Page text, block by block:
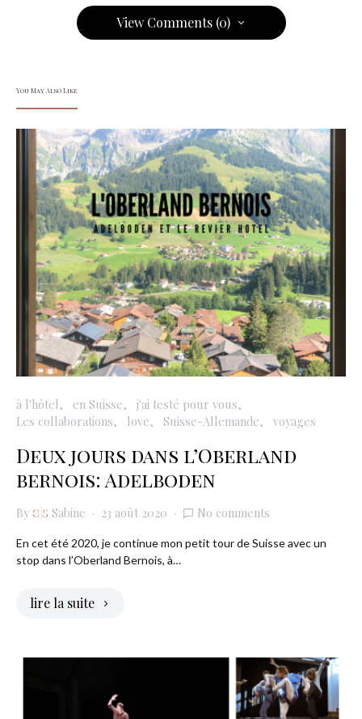
View Comments (0)
You May Also Like
à l'hôtel en Suisse
j'ai testé pour vous
Les collaborations
love Suisse-Allemande voyages
Deux jours dans l’Oberland
bernois: Adelboden
By Sabine 23 août 2020 No comments
En cet été 2020, je continue mon petit tour de Suisse avec un
stop dans l’Oberland Bernois, à…
lire la suite